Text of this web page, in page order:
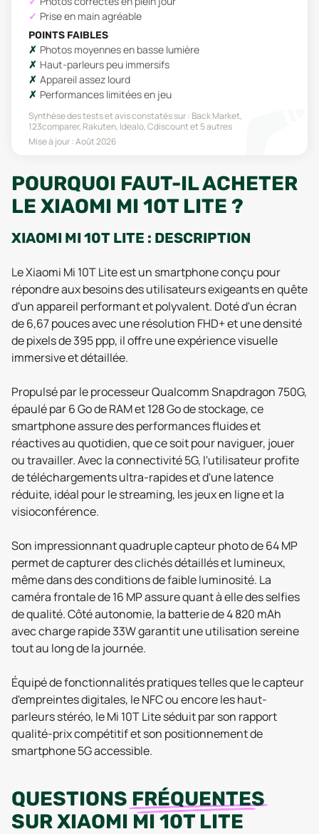
Prise en main agréable
POINTS FAIBLES
Photos moyennes en basse lumière
Haut-parleurs peu immersifs
Appareil assez lourd
Performances limitées en jeu
Synthèse des tests et avis constatés sur : Back Market,
123comparer, Rakuten, Idealo, Cdiscountet 5 autres
Mise à jour :Août 2026
POURQUOI FAUT-IL ACHETER
LE XIAOMI MI 10T LITE ?
XIAOMI MI 10T LITE : DESCRIPTION
Le Xiaomi Mi 10T Lite est un smartphone conçu pour
répondre aux besoins des utilisateurs exigeants en quête
d'un appareil performant et polyvalent. Doté d'un écran
de 6,67 pouces avec une résolution FHD+ et une densité
de pixels de 395 ppp, il offre une expérience visuelle
immersive et détaillée.
Propulsé par le processeur Qualcomm Snapdragon 750G,
épaulé par 6 Go de RAM et 128 Go de stockage, ce
smartphone assure des performances fluides et
réactives au quotidien, que ce soit pour naviguer, jouer
ou travailler. Avec la connectivité 5G, l'utilisateur profite
de téléchargements ultra-rapides et d'une latence
réduite, idéal pour le streaming, les jeux en ligne et la
visioconférence.
Son impressionnant quadruple capteur photo de 64 MP
permet de capturer des clichés détaillés et lumineux,
même dans des conditions de faible luminosité. La
caméra frontale de 16 MP assure quant à elle des selfies
de qualité. Côté autonomie, la batterie de 4 820 mAh
avec charge rapide 33W garantit une utilisation sereine
tout au long de la journée.
Équipé de fonctionnalités pratiques telles que le capteur
d'empreintes digitales, le NFC ou encore les haut-
parleurs stéréo, le Mi 10T Lite séduit par son rapport
qualité-prix compétitif et son positionnement de
smartphone 5G accessible.
QUESTIONS FRÉQUENTES
SURXIAOMI MI 10T LITE